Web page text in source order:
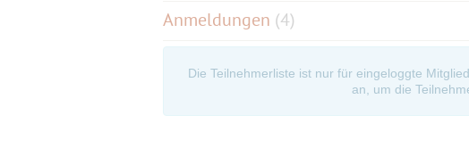
Anmeldungen (4)
Die Teilnehmerliste ist nur für eingeloggte
an, um die